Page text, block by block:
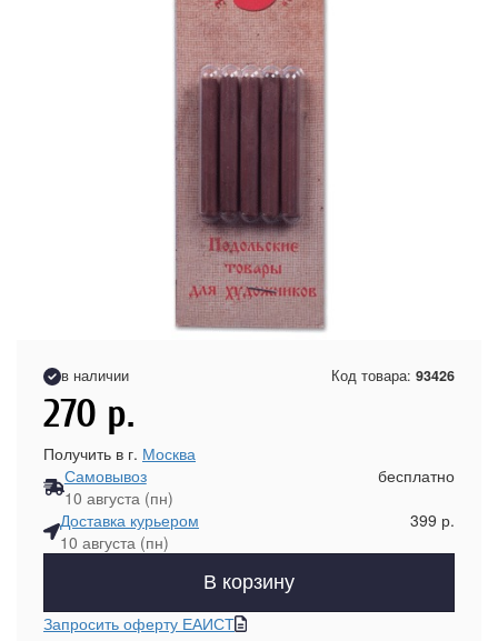
в наличии Код товара: 93426
270 р.
Получить в г. Москва
Самовывоз
10 августа (пн)
бесплатно
Доставка курьером
10 августа (пн)
399 р.
В корзину
Запросить оферту ЕАИСТ